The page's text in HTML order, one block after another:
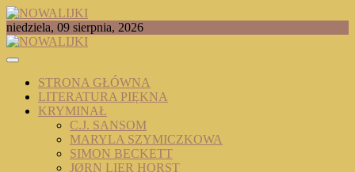
Skip
to
content
NOWALIJKI
TOMASZ RADOCHOŃSKI PISZE O KSIĄŻKACH
niedziela, 09 sierpnia, 2026
STRONA GŁÓWNA
LITERATURA PIĘKNA
KRYMINAŁ
C.J. SANSOM
MARYLA SZYMICZKOWA
SIMON BECKETT
JØRN LIER HORST